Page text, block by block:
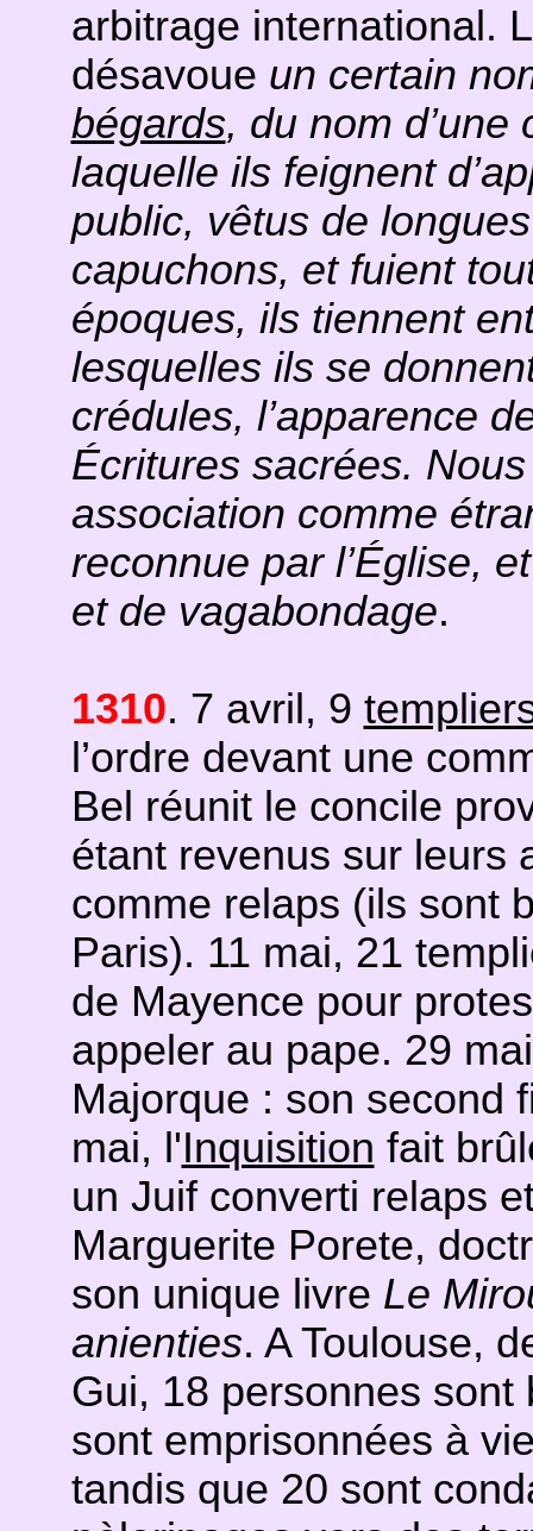
arbitrage international.
désavoue un certain
bégards, du nom
laquelle ils feignent
public, vêtus de
capuchons, et fuient
époques, ils tiennent
lesquelles ils se
crédules, l’apparence
Écritures sacrées.
association comme
reconnue par l’Église,
et de vagabondage.
1310. 7 avril, 9
l’ordre devant une
Bel réunit le concile
étant revenus sur leurs
comme relaps (ils sont
Paris). 11 mai, 21
de Mayence pour
appeler au pape. 29
Majorque : son second
mai, l'Inquisition fait
un Juif converti relaps
Marguerite Porete,
son unique livre Le
anienties. A Toulouse,
Gui, 18 personnes sont
sont emprisonnées à
tandis que 20 sont